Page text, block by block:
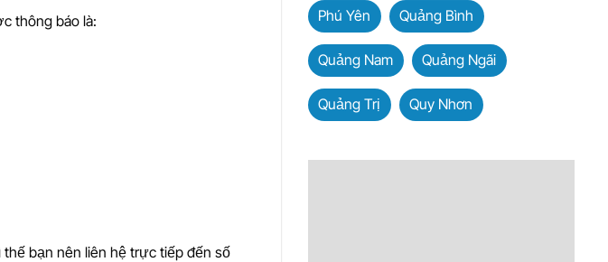
thông báo là:
bạn nên liên hệ trực tiếp đến số
Phú Yên Quảng Bình
Quảng Nam Quảng Ngãi
Quảng Trị Quy Nhơn